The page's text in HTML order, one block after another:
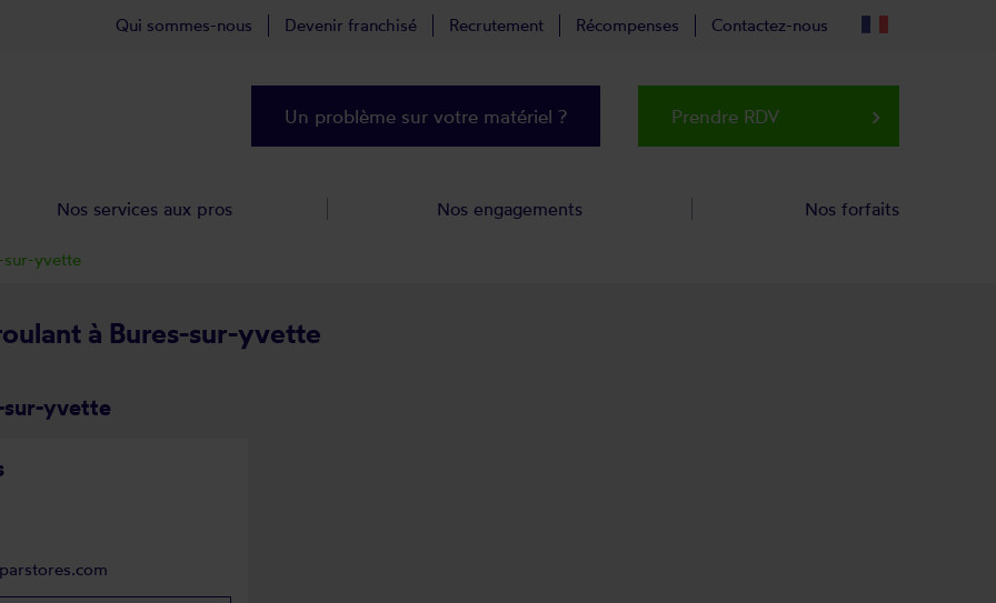
à Bures-sur-yvette
sur-yvette
sur-yvette
Qui sommes-nous Devenir franchisé Recrutement Récompenses Contactez-nous
Un problème sur votre matériel ? Prendre RDV keyboard_arrow_right
Nos services aux pros Nos engagements Nos forfaits